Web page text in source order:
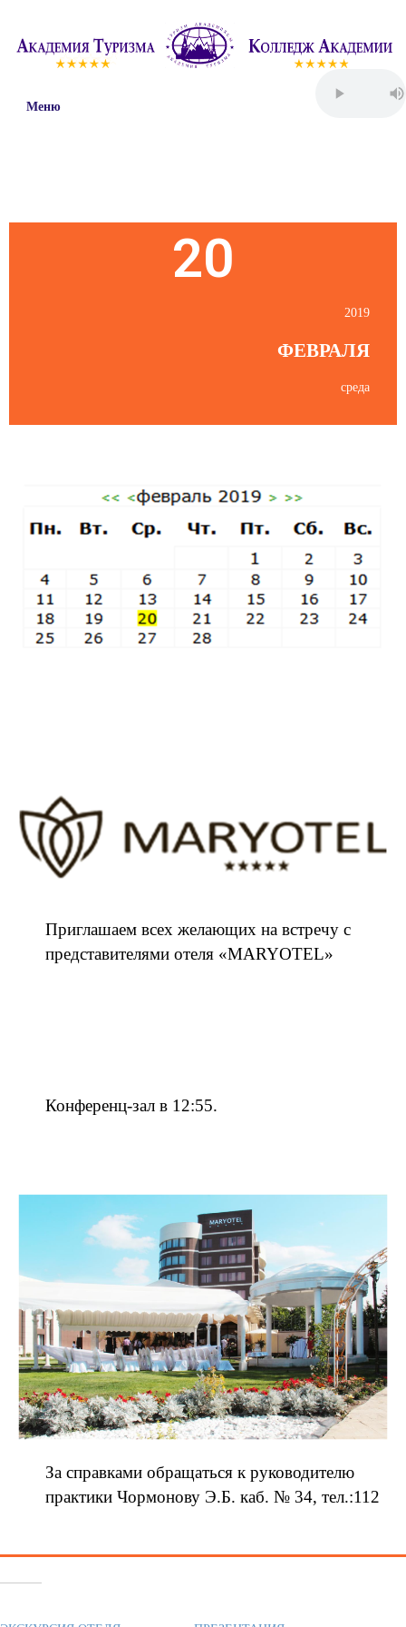
Меню
20
2019
ФЕВРАЛЯ
среда
Приглашаем всех желающих на встречу с
представителями отеля «MARYOTEL»
Конференц-зал в 12:55.
За справками обращаться к руководителю
практики Чормонову Э.Б. каб. № 34, тел.:112